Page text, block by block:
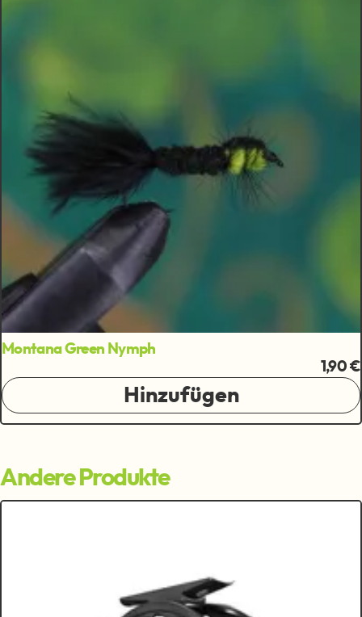
Montana Green Nymph
1,90 €
Hinzufügen
Andere Produkte